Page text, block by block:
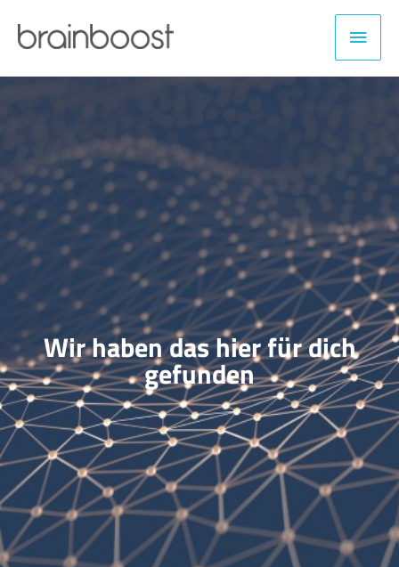
Inhalt
Wir haben das hier für dich
gefunden